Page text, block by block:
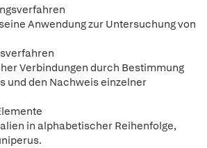
Anwendung zur Untersuchung von
Verbindungen durch Bestimmung
und den Nachweis einzelner
in alphabetischer Reihenfolge,